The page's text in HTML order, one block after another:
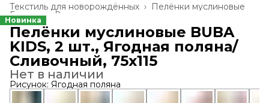
Пелёнки муслиновые
Текстиль для новорождённых ›
Все товары
Главная
Новинка
Пелёнки муслиновые BUBA
KIDS, 2 шт., Ягодная поляна/
Сливочный, 75х115
Нет в наличии
Рисунок: Ягодная поляна